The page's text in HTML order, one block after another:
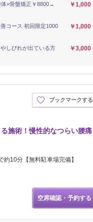
×骨盤矯正￥8800→
￥1,000
コース 初回限定1000
￥1,000
しびれが出ている方
￥3,000
ブックマークする
施術！慢性的なつらい腰痛
10分【無料駐車場完備】
空席確認・予約する